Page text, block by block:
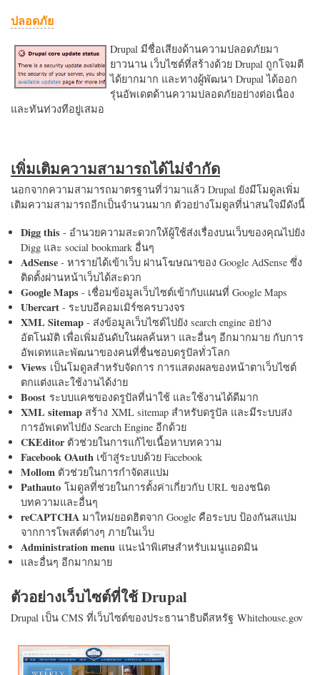
ปลอดภัย
Drupal มีชื่อเสียงด้านความปลอดภัยมา
ยาวนาน เว็บไซต์ที่สร้างด้วย Drupal ถูกโจมตี
ได้ยากมาก และทางผู้พัฒนา Drupal ได้ออก
รุ่นอัพเดตด้านความปลอดภัยอย่างต่อเนื่อง
และทันท่วงทีอยู่เสมอ
เพิ่มเติมความสามารถได้ไม่จำกัด
นอกจากความสามารถมาตรฐานที่ว่ามาแล้ว Drupal ยังมีโมดูลเพิ่ม
เติมความสามารถอีกเป็นจำนวนมาก ตัวอย่างโมดูลที่น่าสนใจมีดังนี้
Digg this - อำนวยความสะดวกให้ผู้ใช้ส่งเรื่องบนเว็บของคุณไปยัง
Digg และ social bookmark อื่นๆ
AdSense - หารายได้เข้าเว็บ ผ่านโฆษณาของ Google AdSense ซึ่ง
ติดตั้งผ่านหน้าเว็บได้สะดวก
Google Maps - เชื่อมข้อมูลเว็บไซต์เข้ากับแผนที่ Google Maps
Ubercart - ระบบอีคอมเมิร์ซครบวงจร
XML Sitemap - ส่งข้อมูลเว็บไซต์ไปยัง search engine อย่าง
อัตโนมัติ เพื่อเพิ่มอันดับในผลค้นหา และอื่นๆ อีกมากมาย กับการ
อัพเดทและพัฒนาของคนที่ชื่นชอบดรูปัลทั่วโลก
Views เป็นโมดูลสำหรับจัดการ การแสดงผลของหน้าตาเว็บไซต์
ตกแต่งและใช้งานได้ง่าย
Boost ระบบแคชของดรูปัลที่น่าใช้ และใช้งานได้ดีมาก
XML sitemap สร้าง XML sitemap สำหรับดรูปัล และมีระบบส่ง
การอัพเดทไปยัง Search Engine อีกด้วย
CKEditorตัวช่วยในการแก้ไขเนื้อหาบทความ
Facebook OAuth เข้าสู่ระบบด้วย Facebook
Mollom ตัวช่วยในการกำจัดสแปม
Pathauto โมดูลที่ช่วยในการตั้งค่าเกี่ยวกับ URL ของชนิด
บทความและอื่นๆ
reCAPTCHA มาใหม่ยอดฮิตจาก Google คือระบบ ป้องกันสแปม
จากการโพสต์ต่างๆ ภายในเว็บ
Administration menu แนะนำพิเศษสำหรับเมนูแอดมิน
และอื่นๆ อีกมากมาย
ตัวอย่างเว็บไซต์ที่ใช้ Drupal
Drupal เป็น CMS ที่เว็บไซต์ของประธานาธิบดีสหรัฐ Whitehouse.gov